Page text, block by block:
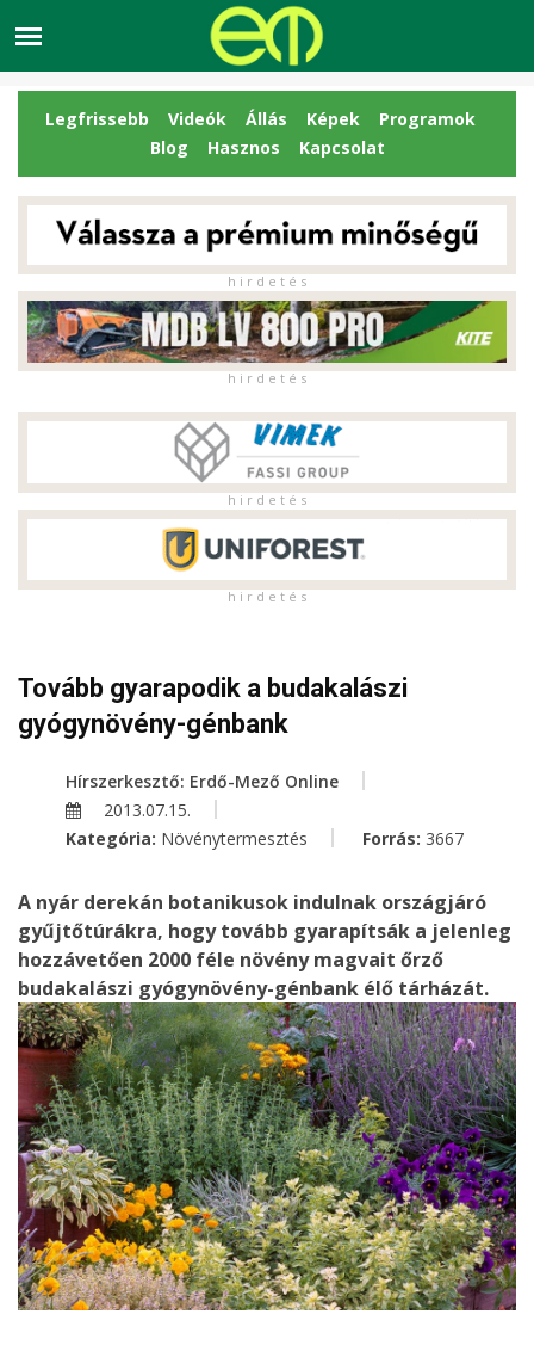
Legfrissebb Videók Állás Képek
Programok
Blog
Hasznos Kapcsolat
h i r d e t é s
h i r d e t é s
h i r d e t é s
h i r d e t é s
Tovább gyarapodik a budakalászi
gyógynövény-génbank
Hírszerkesztő: Erdő-Mező Online
2013.07.15.
Kategória: Növénytermesztés Forrás: 3667
A nyár derekán botanikusok indulnak országjáró
gyűjtőtúrákra, hogy tovább gyarapítsák a jelenleg
hozzávetően 2000 féle növény magvait őrző
budakalászi gyógynövény-génbank élő tárházát.